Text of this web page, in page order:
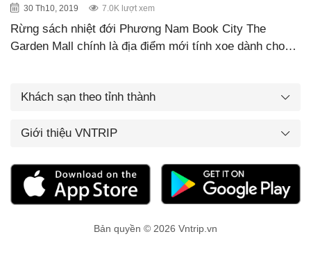
30 Th10, 2019 7.0K lượt xem
Rừng sách nhiệt đới Phương Nam Book City The
Garden Mall chính là địa điểm mới tính xoe dành cho…
Khách sạn theo tỉnh thành
Giới thiệu VNTRIP
Bản quyền © 2026 Vntrip.vn